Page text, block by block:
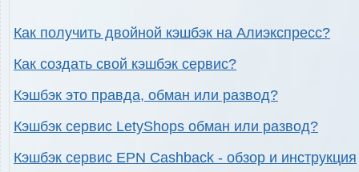
Как получить двойной кэшбэк на Алиэкспресс?
Как создать свой кэшбэк сервис?
Кэшбэк это правда, обман или развод?
Кэшбэк сервис LetyShops обман или развод?
Кэшбэк сервис EPN Cashback - обзор и инструкция